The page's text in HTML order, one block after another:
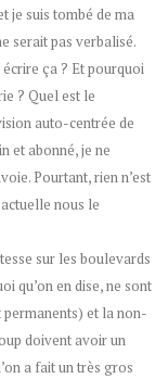
je suis tombé de ma
serait pas verbalisé.
ça ? Et pourquoi
? Quel est le
auto-centrée de
et abonné, je ne
Pourtant, rien n’est
nous le
sur les boulevards
qu’on en dise, ne sont
et la non-
doivent avoir un
a fait un très gros